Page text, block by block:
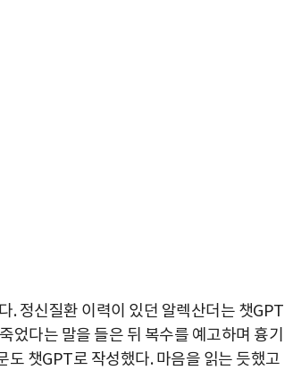
. 정신질환 이력이 있던 알렉산더는 챗GPT
었다는 말을 들은 뒤 복수를 예고하며 흉기
도 챗GPT로 작성했다. 마음을 읽는 듯했고